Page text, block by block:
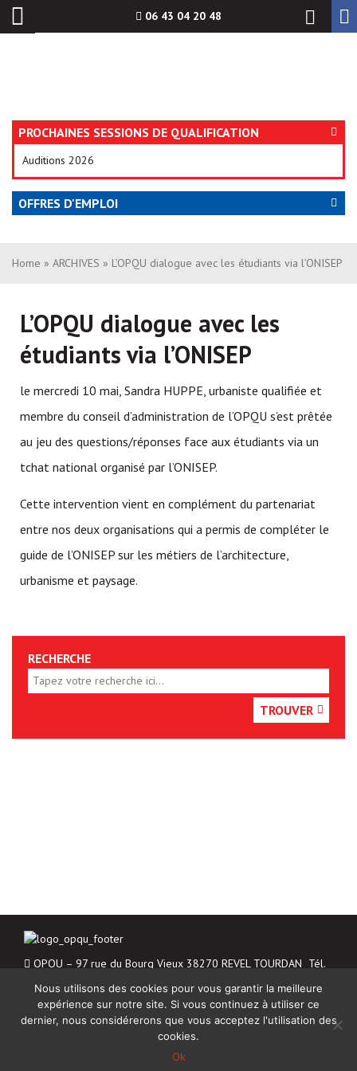
06 43 04 20 48
PROCHAINES SESSIONS DE QUALIFICATION
Auditions 2026
OFFRES D'EMPLOI
Aller
Home » ARCHIVES » L’OPQU dialogue avec les étudiants via l’ONISEP
L’OPQU dialogue avec les
étudiants via l’ONISEP
le mercredi 10 mai, Sandra HUPPE, urbaniste qualifiée et
membre du conseil d’administration de l’OPQU s’est prêtée
au jeu des questions/réponses face aux étudiants via un
tchat national organisé par l’ONISEP.
Cette intervention vient en complément du partenariat
entre nos deux organisations qui a permis de compléter le
guide de l’ONISEP sur les métiers de l’architecture,
urbanisme et paysage.
RECHERCHE
TROUVER
OPQU – 97 rue du Bourg Vieux 38270 REVEL TOURDAN Tél.
Mentions légales
NOUS CONTACTER
Nous utilisons des cookies pour vous garantir la meilleure
expérience sur notre site. Si vous continuez à utiliser ce
dernier, nous considérerons que vous acceptez l'utilisation des
cookies.
Ok